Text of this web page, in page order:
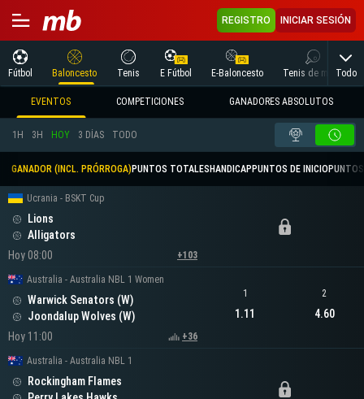
REGISTRO INICIAR SESIÓN
Fútbol Baloncesto Tenis E Fútbol E-Baloncesto Tenis de mesaTodo
EVENTOS COMPETICIONES GANADORES ABSOLUTOS
1H 3H HOY 3 DÍAS TODO
GANADOR (INCL. PRÓRROGA) PUNTOS TOTALES HANDICAP PUNTOS DE INICIO
Ucrania - BSKT Cup
Lions
Alligators
Hoy 08:00
+103
Australia - Australia NBL 1 Women
Warwick Senators (W)
Joondalup Wolves (W)
Hoy 11:00
+36
1
1.11
2
4.60
Australia - Australia NBL 1
Rockingham Flames